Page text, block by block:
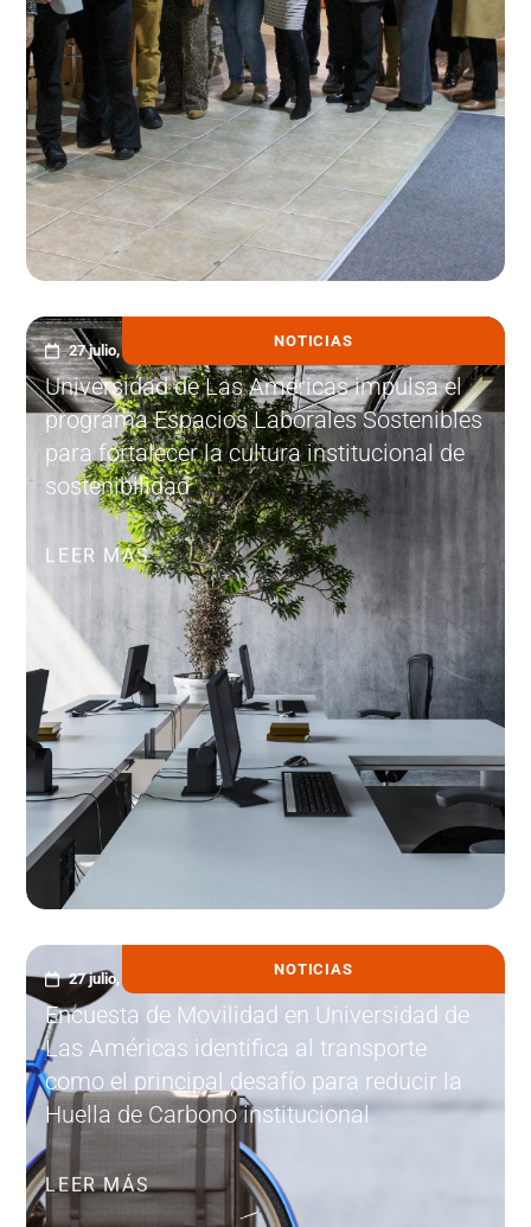
NOTICIAS
27 julio, 2026
Universidad de Las Américas impulsa el
programa Espacios Laborales Sostenibles
para fortalecer la cultura institucional de
sostenibilidad
LEER MÁS
NOTICIAS
27 julio, 2026
Encuesta de Movilidad en Universidad de
Las Américas identifica al transporte
como el principal desafío para reducir la
Huella de Carbono institucional
LEER MÁS